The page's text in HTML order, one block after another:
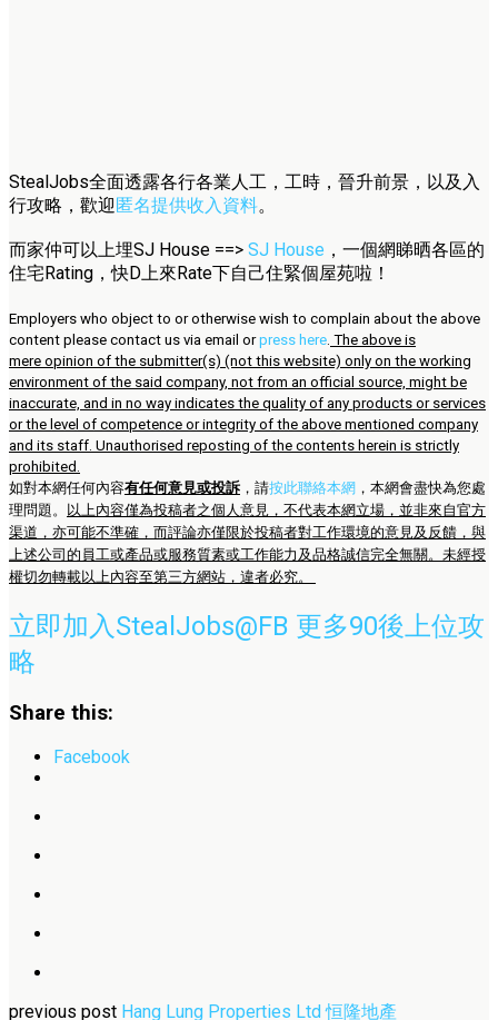
StealJobs全面透露各行各業人工，工時，晉升前景，以及入
行攻略，歡迎匿名提供收入資料。
而家仲可以上埋SJ House ==> SJ House ，一個網睇晒各區的
住宅Rating，快D上來Rate下自己住緊個屋苑啦！
Employers who object to or otherwise wish to complain about the above
content please contact us via email orpress here. The above is
mere opinion of the submitter(s) (not this website) only on the working
environment of the said company, not from an official source, might be
inaccurate, and in no way indicates the quality of any products or services
or the level of competence or integrity of the above mentioned company
and its staff. Unauthorised reposting of the contents herein is strictly
prohibited.
如對本網任何內容有任何意見或投訴 ，請按此聯絡本網 ，本網會盡快為您處
理問題。
以上內容僅為投稿者之個人意見，不代表本網立場，並非來自官方
渠道，亦可能不準確，而評論亦僅限於投稿者對工作環境的意見及反饋，與
上述公司的員工或產品或服務質素或工作能力及品格誠信完全無關。未經授
權切勿轉載以上內容至第三方網站，違者必究。
立即加入StealJobs@FB 更多90後上位攻
略
Share this:
Facebook
previous post Hang Lung Properties Ltd 恒隆地產